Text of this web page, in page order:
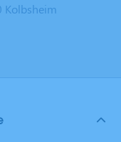
Kolbsheim